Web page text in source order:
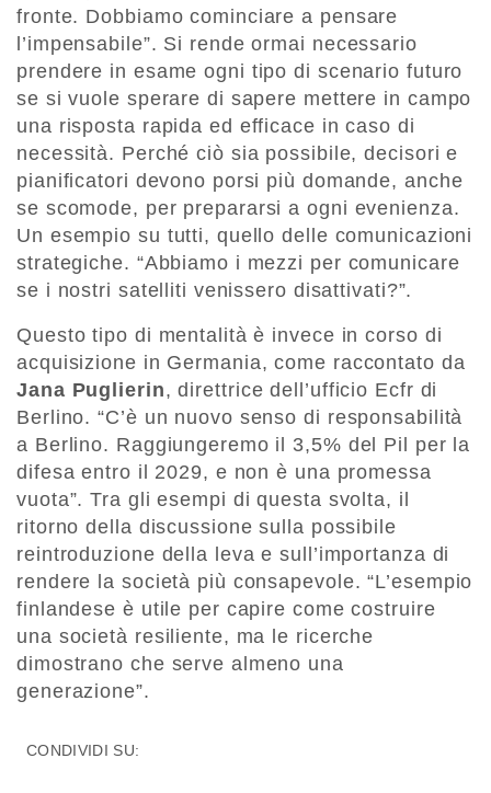
fronte. Dobbiamo cominciare a pensare
l’impensabile”. Si rende ormai necessario
prendere in esame ogni tipo di scenario futuro
se si vuole sperare di sapere mettere in campo
una risposta rapida ed efficace in caso di
necessità. Perché ciò sia possibile, decisori e
pianificatori devono porsi più domande, anche
se scomode, per prepararsi a ogni evenienza.
Un esempio su tutti, quello delle comunicazioni
strategiche. “Abbiamo i mezzi per comunicare
se i nostri satelliti venissero disattivati?”.
Questo tipo di mentalità è invece in corso di
acquisizione in Germania, come raccontato da
Jana Puglierin, direttrice dell’ufficio Ecfr di
Berlino. “C’è un nuovo senso di responsabilità
a Berlino. Raggiungeremo il 3,5% del Pil per la
difesa entro il 2029, e non è una promessa
vuota”. Tra gli esempi di questa svolta, il
ritorno della discussione sulla possibile
reintroduzione della leva e sull’importanza di
rendere la società più consapevole. “L’esempio
finlandese è utile per capire come costruire
una società resiliente, ma le ricerche
dimostrano che serve almeno una
generazione”.
CONDIVIDI SU: